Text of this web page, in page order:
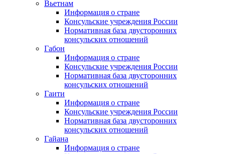
Вьетнам
Информация о стране
Консульские учреждения России
Нормативная база двусторонних
консульских отношений
Габон
Информация о стране
Консульские учреждения России
Нормативная база двусторонних
консульских отношений
Гаити
Информация о стране
Консульские учреждения России
Нормативная база двусторонних
консульских отношений
Гайана
Информация о стране